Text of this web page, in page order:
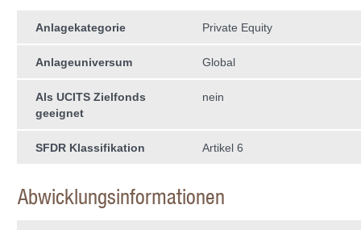
Anlagekategorie Private Equity
Anlageuniversum Global
Als UCITS Zielfonds
geeignet
nein
SFDR Klassifikation Artikel 6
Abwicklungsinformationen